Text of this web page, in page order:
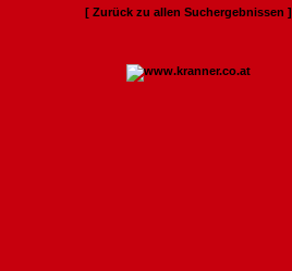
[ Zurück zu allen Suchergebnissen ]